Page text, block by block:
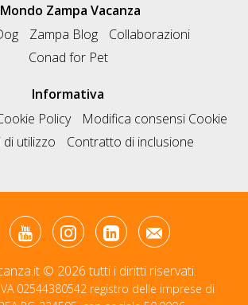
Mondo Zampa Vacanza
Zampa Blog
Collaborazioni
Conad for Pet
Informativa
Policy
Modifica consensi Cookie
utilizzo
Contratto di inclusione
© 2026 tutti i diritti riservati.
02544380542 registro delle imprese di